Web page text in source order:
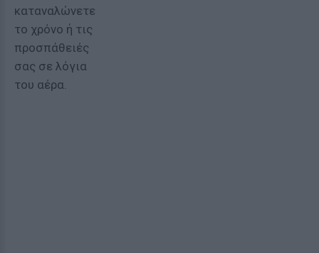
καταναλώνετε
το χρόνο ή τις
προσπάθειές
σας σε λόγια
του αέρα.